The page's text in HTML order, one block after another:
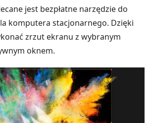
jest bezpłatne narzędzie do
komputera stacjonarnego. Dzięki
zrzut ekranu z wybranym
oknem.